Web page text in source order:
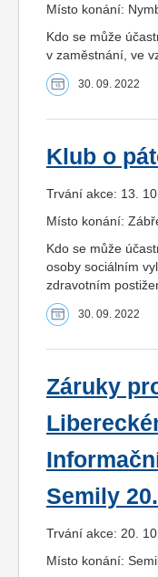
Místo konání:
Kdo se může
v zaměstnání, ve
30. 09. 2022
Klub o
Trvání akce: 13.
Místo konání:
Kdo se může
osoby sociálním
zdravotním
30. 09. 2022
Záruky
Semily
Trvání akce: 20.
Místo konání: